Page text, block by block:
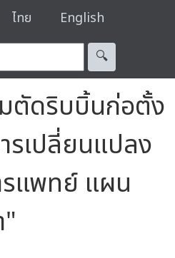
ไทย English
🔍︎
ตัดริบบิ้นก่อตั้ง
เปลี่ยนแปลง
แพทย์ แผน